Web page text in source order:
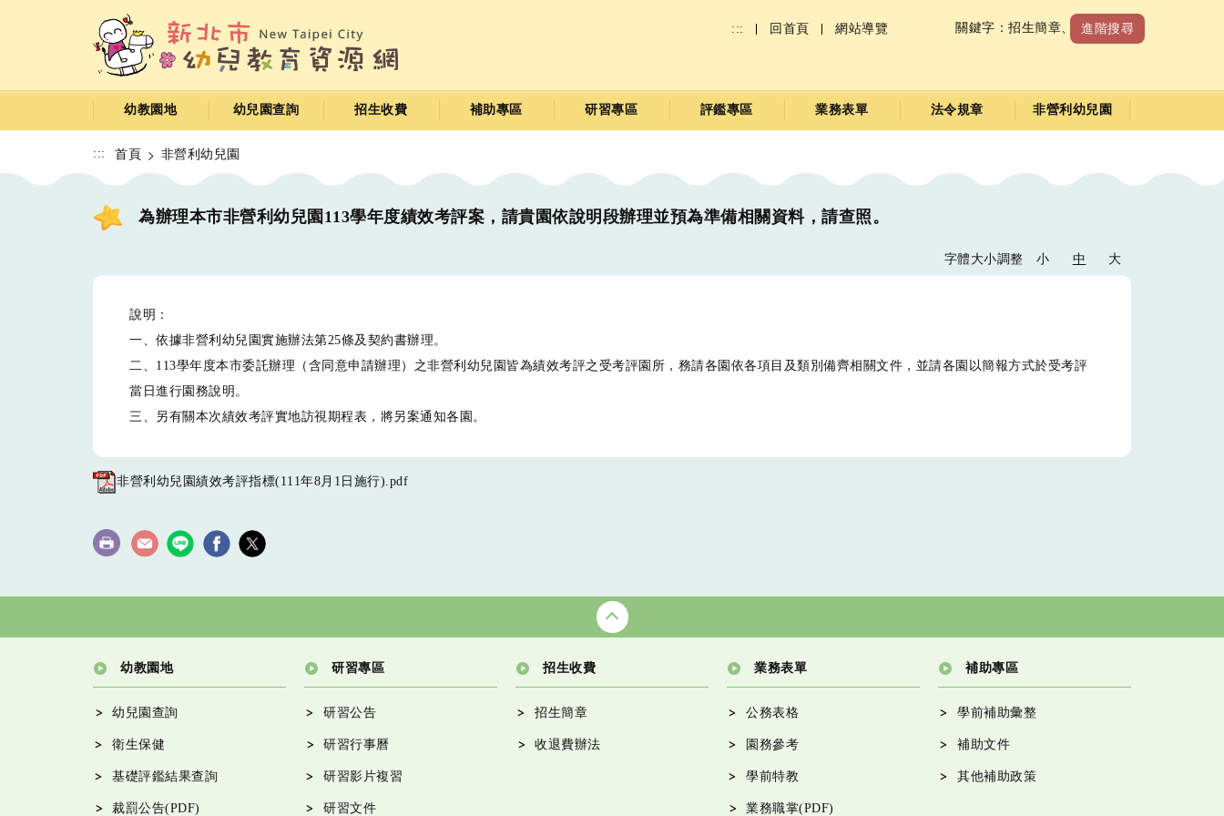
內
區
::: 回首頁 網站導覽 進階搜尋
關鍵字： 招生簡章、 收退費標準
幼教園地 幼兒園查詢 招生收費 補助專區 研習專區 評鑑專區 業務表單 法令規章 非營利幼兒園
::: 首頁 非營利幼兒園
為辦理本市非營利幼兒園113學年度績效考評案，請貴園依說明段辦理並預為準備相關資料，請查照。
字體大小調整 小 中 大
說明：
一、依據非營利幼兒園實施辦法第25條及契約書辦理。
二、113學年度本市委託辦理（含同意申請辦理）之非營利幼兒園皆為績效考評之受考評園所，務請各園依各項目及類別備齊相關文件，並請各園以簡報方式於受考評
當日進行園務說明。
三、另有關本次績效考評實地訪視期程表，將另案通知各園。
非營利幼兒園績效考評指標(111年8月1日施行).pdf
幼教園地
幼兒園查詢
衛生保健
基礎評鑑結果查詢
裁罰公告(PDF)
研習專區
研習公告
研習行事曆
研習影片複習
研習文件
招生收費
招生簡章
收退費辦法
業務表單
公務表格
園務參考
學前特教
業務職掌(PDF)
補助專區
學前補助彙整
補助文件
其他補助政策